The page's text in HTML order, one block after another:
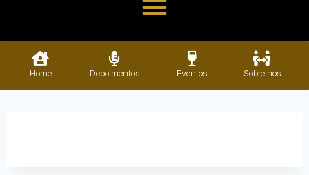
Home Depoimentos Eventos Sobre nós